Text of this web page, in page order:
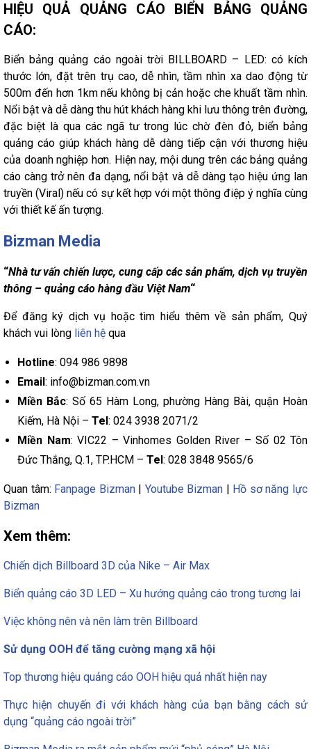
HIỆU QUẢ QUẢNG CÁO BIỂN BẢNG QUẢNG
CÁO:
Biển bảng quảng cáo ngoài trời BILLBOARD – LED: có kích
thước lớn, đặt trên trụ cao, dễ nhìn, tầm nhìn xa dao động từ
500m đến hơn 1km nếu không bị cản hoặc che khuất tầm nhìn.
Nổi bật và dễ dàng thu hút khách hàng khi lưu thông trên đường,
đặc biệt là qua các ngã tư trong lúc chờ đèn đỏ, biển bảng
quảng cáo giúp khách hàng dễ dàng tiếp cận với thương hiệu
của doanh nghiệp hơn. Hiện nay, mội dung trên các bảng quảng
cáo càng trở nên đa dạng, nổi bật và dễ dàng tạo hiệu ứng lan
truyền (Viral) nếu có sự kết hợp với một thông điệp ý nghĩa cùng
với thiết kế ấn tượng.
Bizman Media
“Nhà tư vấn chiến lược, cung cấp các sản phẩm, dịch vụ truyền
thông – quảng cáo hàng đầu Việt Nam“
Để đăng ký dịch vụ hoặc tìm hiểu thêm về sản phẩm, Quý
khách vui lòng liên hệ qua
Hotline: 094 986 9898
Email: info@bizman.com.vn
Miền Bắc: Số 65 Hàm Long, phường Hàng Bài, quận Hoàn
Kiếm, Hà Nội – Tel: 024 3938 2071/2
Miền Nam: VIC22 – Vinhomes Golden River – Số 02 Tôn
Đức Thắng, Q.1, TP.HCM – Tel: 028 3848 9565/6
Quan tâm: Fanpage Bizman| Youtube Bizman | Hồ sơ năng lực
Bizman
Xem thêm:
Chiến dịch Billboard 3D của Nike – Air Max
Biển quảng cáo 3D LED – Xu hướng quảng cáo trong tương lai
Việc không nên và nên làm trên Billboard
Sử dụng OOH để tăng cường mạng xã hội
Top thương hiệu quảng cáo OOH hiệu quả nhất hiện nay
Thực hiện chuyến đi với khách hàng của bạn bằng cách sử
dụng “quảng cáo ngoài trời”